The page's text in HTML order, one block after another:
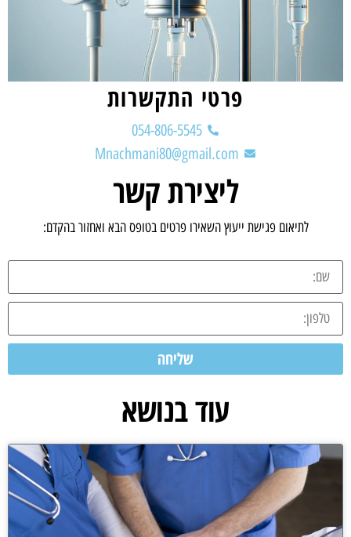
פרטי התקשרות
054-806-5545
Mnachmani80@gmail.com
ליצירת קשר
לתיאום פגישת ייעוץ השאירו פרטים בטופס הבא ואחזור בהקדם:
שליחה
עוד בנושא